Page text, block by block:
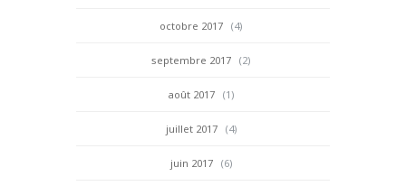
octobre 2017 (4)
septembre 2017 (2)
août 2017 (1)
juillet 2017 (4)
juin 2017 (6)